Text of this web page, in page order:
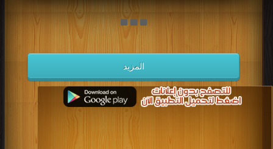
المزيد